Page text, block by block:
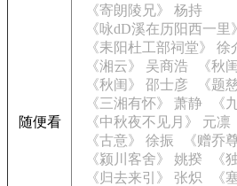
随便看
《寄朗陵兄》 杨持
《咏dD溪在历阳西一里
《耒阳杜工部祠堂》 徐
《湘云》 吴商浩
《秋
《秋闺》 邵士彦
《题
《三湘有怀》 萧静
《
《中秋夜不见月》 元凛
《古意》 徐振
《赠乔
《颍川客舍》 姚揆
《
《归去来引》 张炽
《